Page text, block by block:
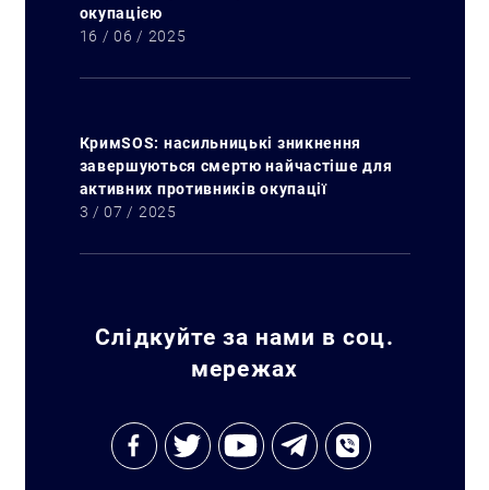
окупацією
16 / 06 / 2025
КримSOS: насильницькі зникнення
завершуються смертю найчастіше для
активних противників окупації
3 / 07 / 2025
Слідкуйте за нами в соц.
мережах